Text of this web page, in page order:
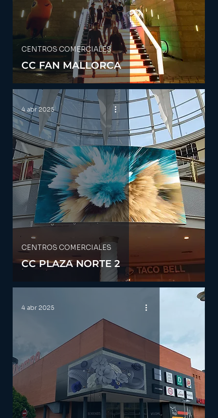
CC FAN MALLORCA
CENTROS COMERCIALES
CC PLAZA NORTE 2
CENTROS COMERCIALES
4 abr 2025
4 abr 2025